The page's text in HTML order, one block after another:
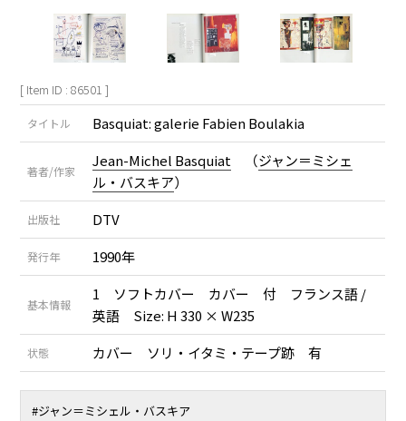
[ Item ID : 86501 ]
タイトル Basquiat: galerie Fabien Boulakia
著者/作家
Jean-Michel Basquiat （ジャン＝ミシェ
ル・バスキア）
出版社 DTV
発行年 1990年
基本情報
1 ソフトカバー カバー 付 フランス語 /
英語 Size: H 330 × W235
状態 カバー ソリ・イタミ・テープ跡 有
#ジャン＝ミシェル・バスキア